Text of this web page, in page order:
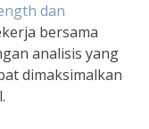
dan
bersama
analisis yang
dimaksimalkan